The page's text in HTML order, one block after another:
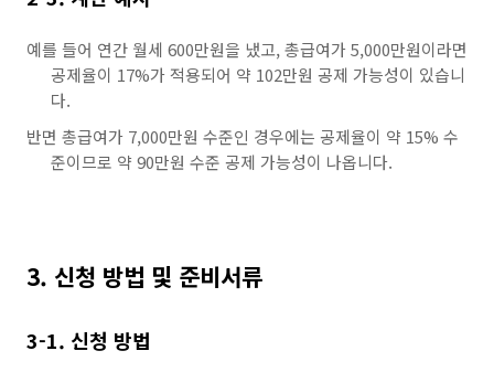
예를 들어 연간 월세 600만원을 냈고, 총급여가 5,000만원이라면
공제율이 17%가 적용되어 약 102만원 공제 가능성이 있습니
다.
반면 총급여가 7,000만원 수준인 경우에는 공제율이 약 15% 수
준이므로 약 90만원 수준 공제 가능성이 나옵니다.
3. 신청 방법 및 준비서류
3-1. 신청 방법